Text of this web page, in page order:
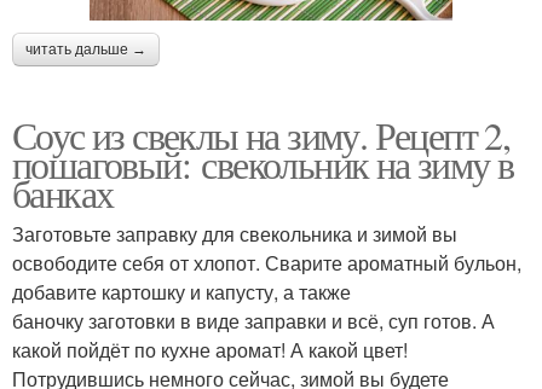
читать дальше →
Соус из свеклы на зиму. Рецепт 2,
пошаговый: свекольник на зиму в
банках
Заготовьте заправку для свекольника и зимой вы
освободите себя от хлопот. Сварите ароматный бульон,
добавите картошку и капусту, а также
баночку заготовки в виде заправки и всё, суп готов. А
какой пойдёт по кухне аромат! А какой цвет!
Потрудившись немного сейчас, зимой вы будете